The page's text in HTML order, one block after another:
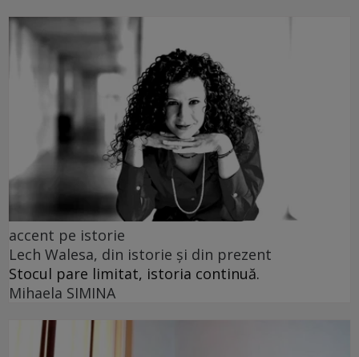
accent pe istorie
Lech Walesa, din istorie și din prezent
Stocul pare limitat, istoria continuă.
Mihaela SIMINA